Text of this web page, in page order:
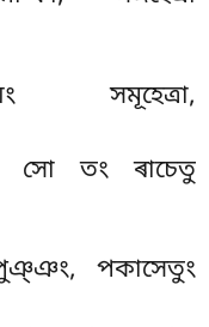
সো তং ৰাচেতু
পকাসেতুং